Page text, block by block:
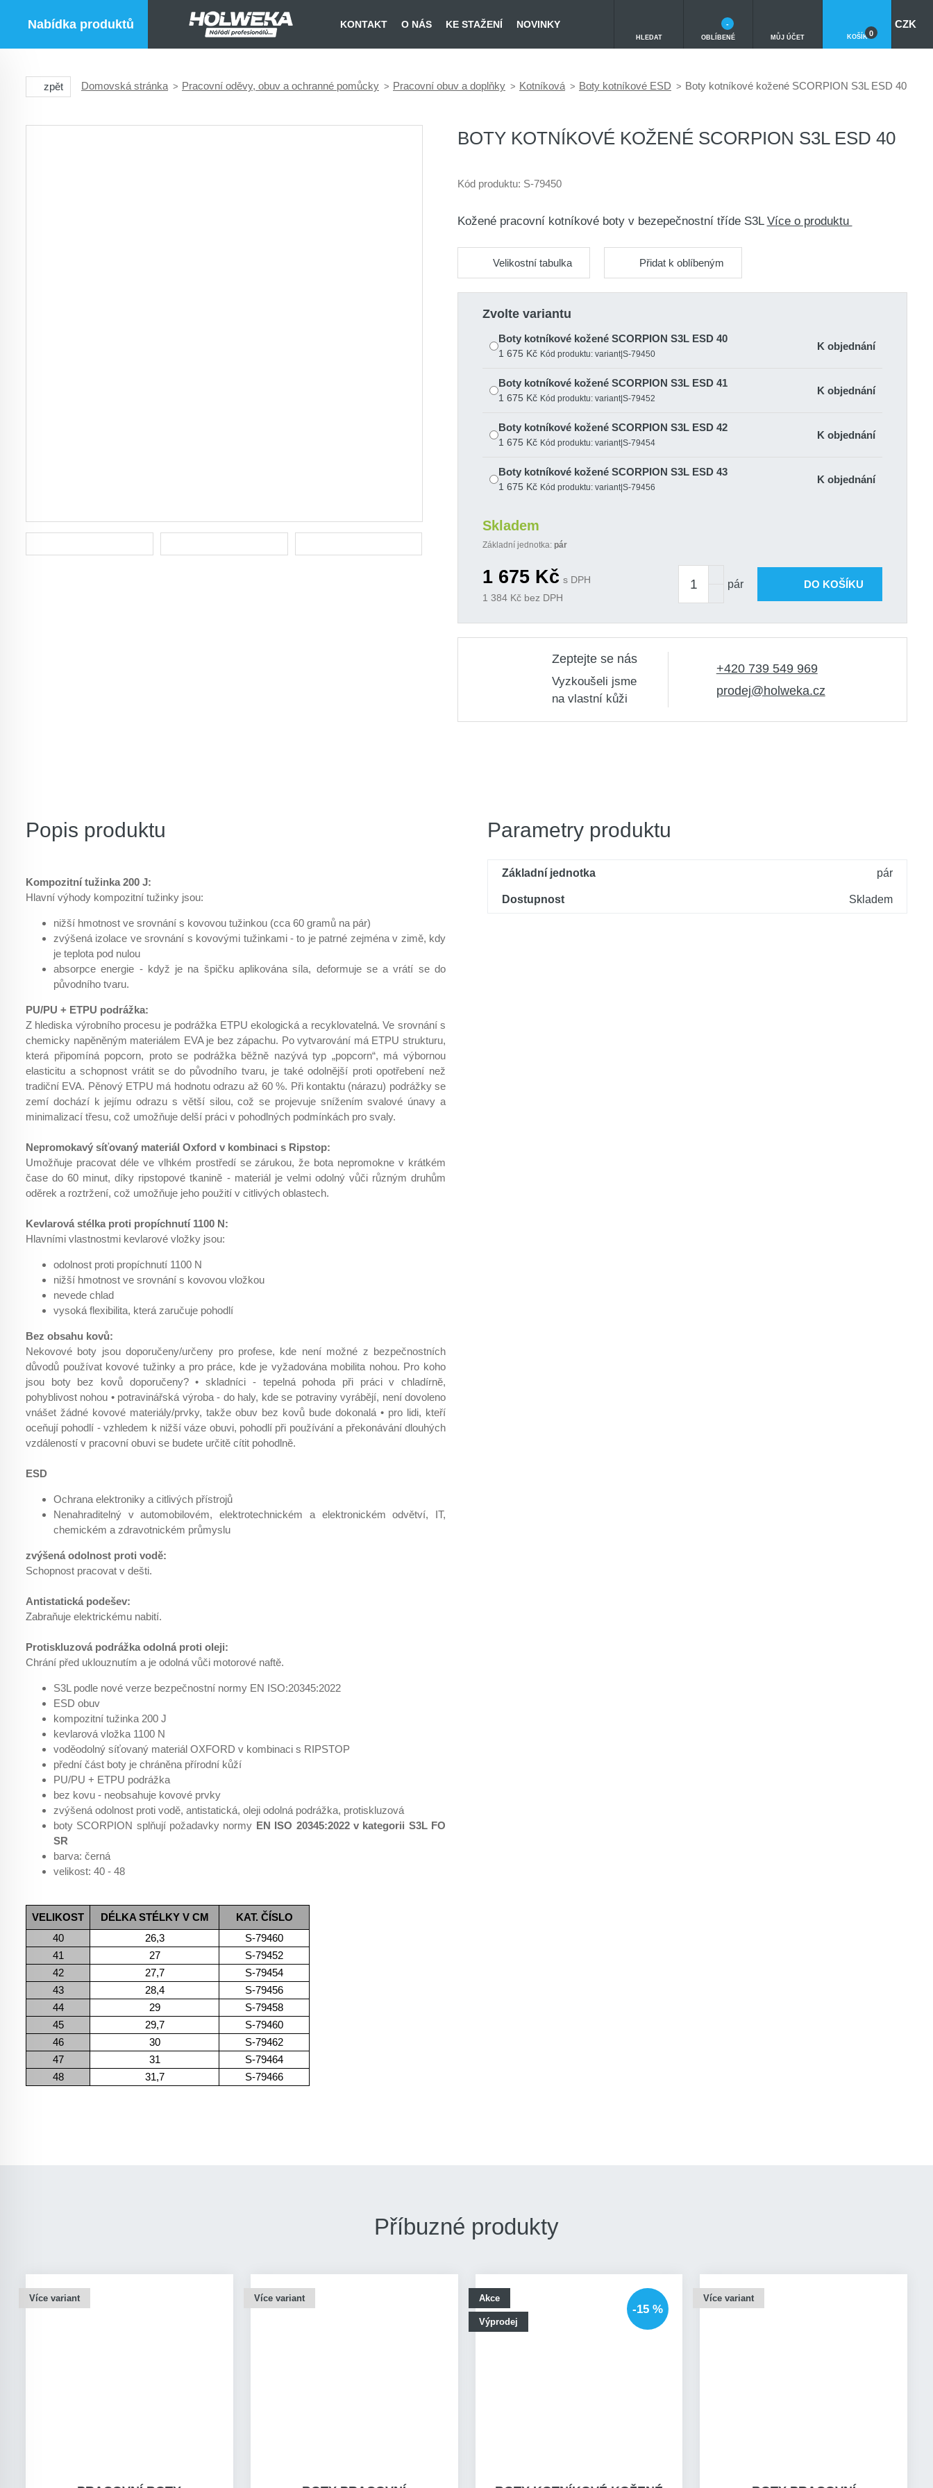
Nabídka produktů KONTAKT O NÁS KE STAŽENÍ NOVINKY
HLEDAT OBLÍBENÉ
-
MŮJ ÚČET KOŠÍK 0
CZK
zpět Domovská stránka Pracovní oděvy, obuv a ochranné pomůcky Pracovní obuv a doplňky Kotníková Boty kotníkové ESD Boty kotníkové kožené SCORPION S3L ESD 40
BOTY KOTNÍKOVÉ KOŽENÉ SCORPION S3L ESD 40
Kód produktu: S-79450
Kožené pracovní kotníkové boty v bezepečnostní tříde S3L Více o produktu
Velikostní tabulka Přidat k oblíbeným
Zvolte variantu
Boty kotníkové kožené SCORPION S3L ESD 40
1 675 Kč Kód produktu: variant|S-79450
K objednání
Boty kotníkové kožené SCORPION S3L ESD 41
1 675 Kč Kód produktu: variant|S-79452
K objednání
Boty kotníkové kožené SCORPION S3L ESD 42
1 675 Kč Kód produktu: variant|S-79454
K objednání
Boty kotníkové kožené SCORPION S3L ESD 43
1 675 Kč Kód produktu: variant|S-79456
K objednání
1 675 Kč
1 675 KčKód produktu: variant|S-79460
K objednání
Boty kotníkové kožené SCORPION S3L ESD 46
Boty kotníkové kožené SCORPION S3L ESD 47
Kód produktu: variant|S-79464
Boty kotníkové kožené SCORPION S3L ESD 48
Skladem
Základní jednotka: pár
1 675Kč s DPH
1 384Kč bez DPH
pár DO KOŠÍKU
Zeptejte se nás
Vyzkoušeli jsme
na vlastní kůži
+420 739 549 969
prodej@holweka.cz
Popis produktu
Kompozitní tužinka 200 J:
Hlavní výhody kompozitní tužinky jsou:
nižší hmotnost ve srovnání s kovovou tužinkou (cca 60 gramů na pár)
zvýšená izolace ve srovnání s kovovými tužinkami - to je patrné zejména v zimě, kdy
je teplota pod nulou
absorpce energie - když je na špičku aplikována síla, deformuje se a vrátí se do
původního tvaru.
PU/PU + ETPU podrážka:
Z hlediska výrobního procesu je podrážka ETPU ekologická a recyklovatelná. Ve srovnání s
chemicky napěněným materiálem EVA je bez zápachu. Po vytvarování má ETPU strukturu,
která připomíná popcorn, proto se podrážka běžně nazývá typ „popcorn“, má výbornou
elasticitu a schopnost vrátit se do původního tvaru, je také odolnější proti opotřebení než
tradiční EVA. Pěnový ETPU má hodnotu odrazu až 60 %. Při kontaktu (nárazu) podrážky se
zemí dochází k jejímu odrazu s větší silou, což se projevuje snížením svalové únavy a
minimalizací třesu, což umožňuje delší práci v pohodlných podmínkách pro svaly.
Nepromokavý síťovaný materiál Oxford v kombinaci s Ripstop:
Umožňuje pracovat déle ve vlhkém prostředí se zárukou, že bota nepromokne v krátkém
čase do 60 minut, díky ripstopové tkanině - materiál je velmi odolný vůči různým druhům
oděrek a roztržení, což umožňuje jeho použití v citlivých oblastech.
Kevlarová stélka proti propíchnutí 1100 N:
Hlavními vlastnostmi kevlarové vložky jsou:
odolnost proti propíchnutí 1100 N
nižší hmotnost ve srovnání s kovovou vložkou
nevede chlad
vysoká flexibilita, která zaručuje pohodlí
Bez obsahu kovů:
Nekovové boty jsou doporučeny/určeny pro profese, kde není možné z bezpečnostních
důvodů používat kovové tužinky a pro práce, kde je vyžadována mobilita nohou. Pro koho
jsou boty bez kovů doporučeny? • skladníci - tepelná pohoda při práci v chladírně,
pohyblivost nohou • potravinářská výroba - do haly, kde se potraviny vyrábějí, není dovoleno
vnášet žádné kovové materiály/prvky, takže obuv bez kovů bude dokonalá • pro lidi, kteří
oceňují pohodlí - vzhledem k nižší váze obuvi, pohodlí při používání a překonávání dlouhých
vzdáleností v pracovní obuvi se budete určitě cítit pohodlně.
ESD
Ochrana elektroniky a citlivých přístrojů
Nenahraditelný v automobilovém, elektrotechnickém a elektronickém odvětví, IT,
chemickém a zdravotnickém průmyslu
zvýšená odolnost proti vodě:
Schopnost pracovat v dešti.
Antistatická podešev:
Zabraňuje elektrickému nabití.
Protiskluzová podrážka odolná proti oleji:
Chrání před uklouznutím a je odolná vůči motorové naftě.
S3L podle nové verze bezpečnostní normy EN ISO:20345:2022
ESD obuv
kompozitní tužinka 200 J
kevlarová vložka 1100 N
voděodolný síťovaný materiál OXFORD v kombinaci s RIPSTOP
přední část boty je chráněna přírodní kůží
PU/PU + ETPU podrážka
bez kovu - neobsahuje kovové prvky
zvýšená odolnost proti vodě, antistatická, oleji odolná podrážka, protiskluzová
boty SCORPION splňují požadavky normy EN ISO 20345:2022 v kategorii S3L FO
SR
barva: černá
velikost: 40 - 48
VELIKOST DÉLKA STÉLKY V CM
KAT. ČÍSLO
40
26,3
S-79460
41
27
S-79452
42
27,7
S-79454
43
28,4
S-79456
44
29
S-79458
45
29,7
S-79460
46
30
S-79462
47
31
S-79464
48
31,7 S-79466
Parametry produktu
Základní jednotka pár
Dostupnost Skladem
Příbuzné produkty
Více variant Více variant Akce
Výprodej
-15 %
Více variant